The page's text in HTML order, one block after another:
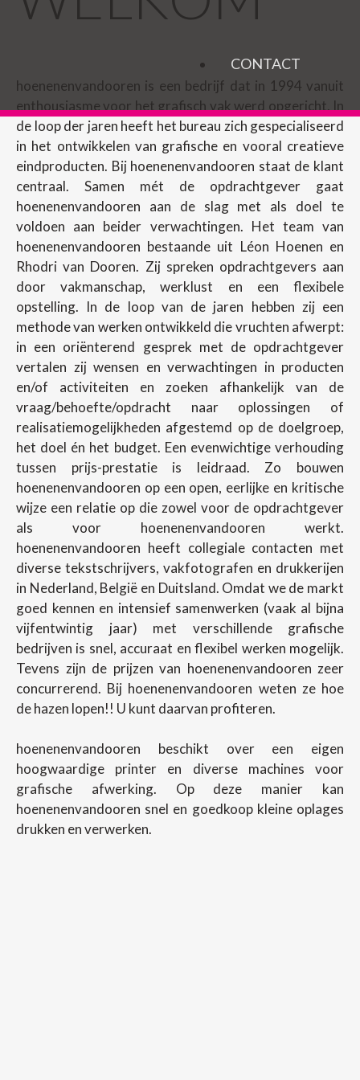
CONTACT
hoenenenvandooren is een bedrijf dat in 1994 vanuit
enthousiasme voor het grafisch vak werd opgericht. In
de loop der jaren heeft het bureau zich gespecialiseerd
in het ontwikkelen van grafische en vooral creatieve
eindproducten. Bij hoenenenvandooren staat de klant
centraal. Samen mét de opdrachtgever gaat
hoenenenvandooren aan de slag met als doel te
voldoen aan beider verwachtingen. Het team van
hoenenenvandooren bestaande uit Léon Hoenen en
Rhodri van Dooren. Zij spreken opdrachtgevers aan
door vakmanschap, werklust en een flexibele
opstelling. In de loop van de jaren hebben zij een
methode van werken ontwikkeld die vruchten afwerpt:
in een oriënterend gesprek met de opdrachtgever
vertalen zij wensen en verwachtingen in producten
en/of activiteiten en zoeken afhankelijk van de
vraag/behoefte/opdracht naar oplossingen of
realisatiemogelijkheden afgestemd op de doelgroep,
het doel én het budget. Een evenwichtige verhouding
tussen prijs-prestatie is leidraad. Zo bouwen
hoenenenvandooren op een open, eerlijke en kritische
wijze een relatie op die zowel voor de opdrachtgever
als voor hoenenenvandooren werkt.
hoenenenvandooren heeft collegiale contacten met
diverse tekstschrijvers, vakfotografen en drukkerijen
in Nederland, België en Duitsland. Omdat we de markt
goed kennen en intensief samenwerken (vaak al bijna
vijfentwintig jaar) met verschillende grafische
bedrijven is snel, accuraat en flexibel werken mogelijk.
Tevens zijn de prijzen van hoenenenvandooren zeer
concurrerend. Bij hoenenenvandooren weten ze hoe
de hazen lopen!! U kunt daarvan profiteren.
hoenenenvandooren beschikt over een eigen
hoogwaardige printer en diverse machines voor
grafische afwerking. Op deze manier kan
hoenenenvandooren snel en goedkoop kleine oplages
drukken en verwerken.